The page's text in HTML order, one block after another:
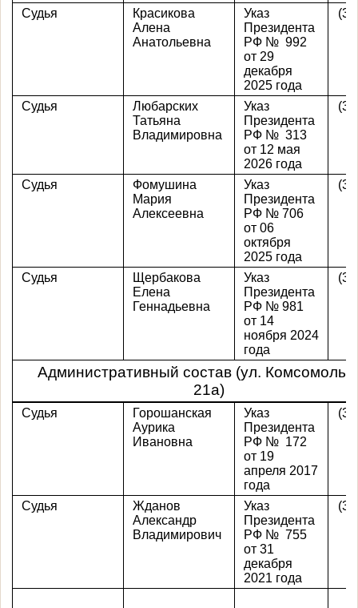
Судья
Красикова
Алена
Анатольевна
Указ
Президента
РФ № 992
от 29
декабря
2025 года
Судья
Любарских
Татьяна
Владимировна
Указ
Президента
РФ № 313
от 12 мая
2026 года
Судья
Фомушина
Мария
Алексеевна
Указ
Президента
РФ № 706
от 06
октября
2025 года
Судья
Щербакова
Елена
Геннадьевна
Указ
Президента
РФ № 981
от 14
ноября 2024
года
Административный состав (ул.
21а)
Судья
Горошанская
Аурика
Ивановна
Указ
Президента
РФ № 172
от 19
апреля 2017
года
Судья
Жданов
Александр
Владимирович
Указ
Президента
РФ № 755
от 31
декабря
2021 года